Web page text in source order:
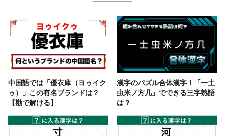
中国語では「優衣庫（ヨゥイク
ゥ）」この有名ブランドは？
【勘で解ける】
漢字のパズル合体漢字！「一土
虫米ノ方几」でできる三字熟語
は？